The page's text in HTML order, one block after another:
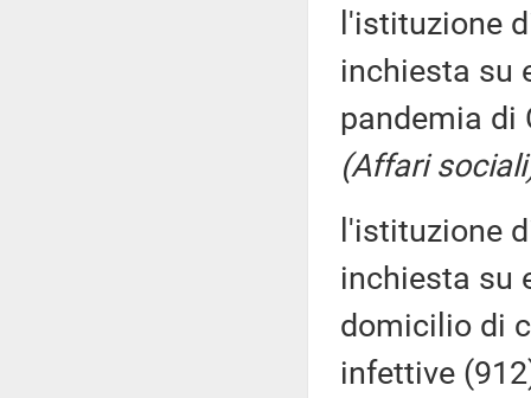
l'istituzione
inchiesta su
pandemia di
(Affari
l'istituzione
inchiesta su
domicilio di
infettive